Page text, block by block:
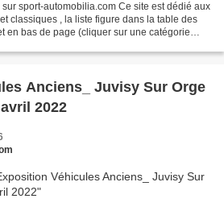
sport-automobilia.com Ce site est dédié aux
classiques , la liste figure dans la table des
en bas de page (cliquer sur une catégorie
Anciens_ Juvisy Sur Orge
2022